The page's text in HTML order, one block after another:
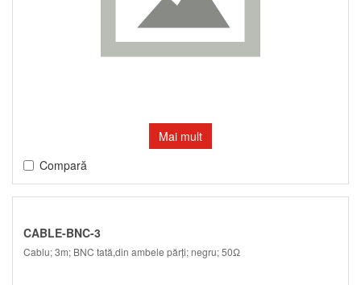
Mai mult
Compară
CABLE-BNC-3
Cablu; 3m; BNC tată,din ambele părţi; negru; 50Ω